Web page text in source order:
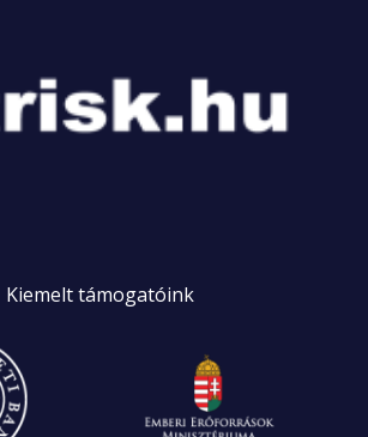
Kiemelttámogatóink